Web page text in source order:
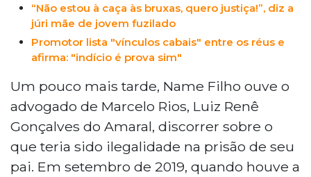
“Não estou à caça às bruxas, quero justiça!”, diz a
júri mãe de jovem fuzilado
Promotor lista "vínculos cabais" entre os réus e
afirma: "indício é prova sim"
Um pouco mais tarde, Name Filho ouve o
advogado de Marcelo Rios, Luiz Renê
Gonçalves do Amaral, discorrer sobre o
que teria sido ilegalidade na prisão de seu
pai. Em setembro de 2019, quando houve a